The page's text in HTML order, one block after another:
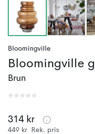
Bloomingville
Bloomingville
Brun
314 kr
449 kr Rek. pris